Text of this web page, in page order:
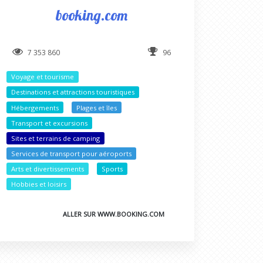
booking.com
7 353 860 96
Voyage et tourisme
Destinations et attractions touristiques
Hébergements
Plages et îles
Transport et excursions
Sites et terrains de camping
Services de transport pour aéroports
Arts et divertissements
Sports
Hobbies et loisirs
ALLER SUR WWW.BOOKING.COM